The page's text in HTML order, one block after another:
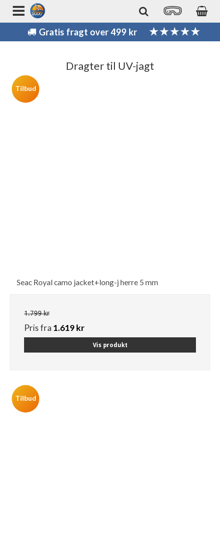
Gratis fragt over 499 kr
Dragter til UV-jagt
Tilbud
Seac Royal camo jacket+long-j herre 5 mm
1.799 kr
Pris fra 1.619 kr
Vis produkt
Tilbud